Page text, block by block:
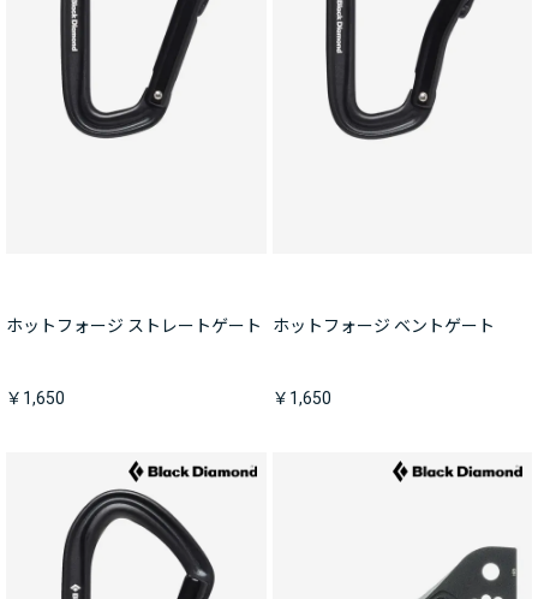
ホットフォージ ストレートゲート
￥1,650
ホットフォージ ベントゲート
￥1,650